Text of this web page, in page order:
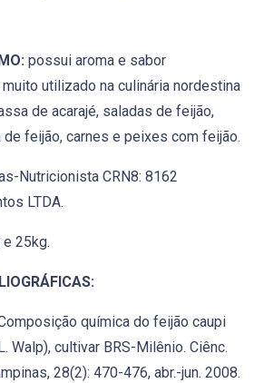
possui aroma e sabor
utilizado na culinária nordestina
de acarajé, saladas de feijão,
feijão, carnes e peixes com feijão.
Nutricionista CRN8: 8162
LTDA.
e 25kg.
química do feijão caupi
Walp), cultivar BRS-Milênio. Ciênc.
28(2): 470-476, abr.-jun. 2008.